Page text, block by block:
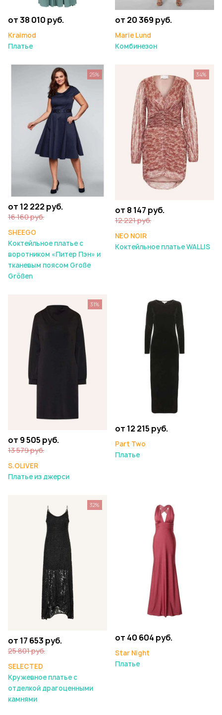
от 38 010 руб.
Kraimod
Платье
от 20 369 руб.
Marie Lund
Комбинезон
от 12 222 руб.
16 160 руб.
SHEEGO
Коктейльное платье с
воротником «Питер Пэн» и
тканевым поясом Große
Größen
25%
от 8 147 руб.
12 221 руб.
NEO NOIR
Коктейльное платье WALLIS
34%
от 9 505 руб.
13 579 руб.
S.OLIVER
Платье из джерси
31%
от 12 215 руб.
Part Two
Платье
от 17 653 руб.
25 801 руб.
SELECTED
Кружевное платье с
отделкой драгоценными
камнями
32%
от 40 604 руб.
Star Night
Платье